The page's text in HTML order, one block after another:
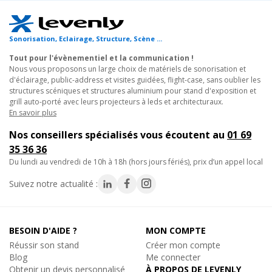
de fumée
- ETS intégré (Electronic Thermo Sensing) pour un niveau de
- capteur de niveau de liquide protégeant la pompe
- Temps de chauffe : 7 minutes
- Puissance de sortie : 340m3 par minute
- Réservoir interne : 2,3 litre
- Indicateur de niveau de liquide à fumée
- Télécommande VF5PR à câble et télécommande sans fil à
radiofréquences VFWR2 incluses
- Compatible avec la télécommande à fil et timer intégré
- A utiliser avec du liquide à fumée à base d'eau et de haute
- Dimensions (L x l x H): 400 x 290 x 320 mm
- Poids : 4,88 kg
Sonorisation, Eclairage, Structure, Scène ...
Tout pour l'évènementiel et la communication !
Nous vous proposons un large choix de matériels de sonorisation et
d'éclairage, public-address et visites guidées, flight-case, sans oublier les
structures scéniques et structures aluminium pour stand d'exposition et
grill auto-porté avec leurs projecteurs à leds et architecturaux.
En savoir plus
Nos conseillers spécialisés vous écoutent au 01 69
35 36 36
du lundi au vendredi de 10h à 18h (hors jours fériés), prix d’un appel local
Suivez notre actualité :
BESOIN D'AIDE ?
Réussir son stand
Blog
Obtenir un devis personnalisé
MON COMPTE
Créer mon compte
Me connecter
À PROPOS DE LEVENLY